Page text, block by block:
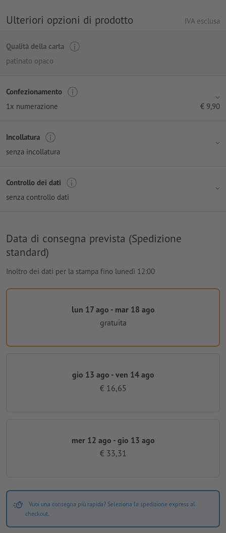
Ulteriori opzioni di prodotto IVA esclusa
Qualità della carta
patinato opaco
Confezionamento
1x numerazione
€ 9,90
Incollatura
senza incollatura
Controllo dei dati
senza controllo dati
Data di consegna prevista (Spedizione
standard)
Inoltro dei dati per la stampa fino lunedì 12:00
lun 17 ago - mar 18 ago
gratuita
gio 13 ago - ven 14 ago
€ 16,65
mer 12 ago - gio 13 ago
€ 33,31
Vuoi una consegna più rapida? Seleziona la spedizione express al
checkout.